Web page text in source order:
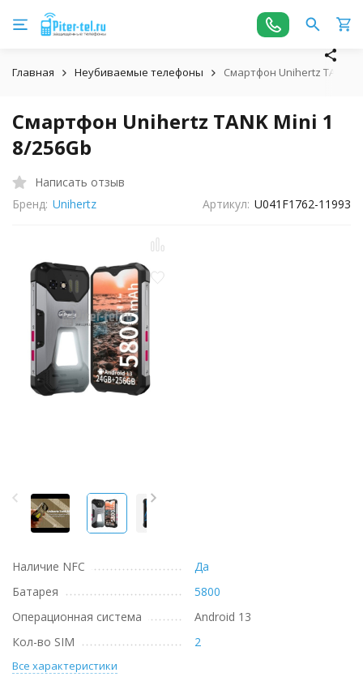
Главная Неубиваемые телефоны Смартфон Unihertz TANK
Смартфон Unihertz TANK Mini 1
8/256Gb
Написать отзыв
Бренд: Unihertz Артикул: U041F1762-11993
Наличие NFC
Да
Батарея
5800
Операционная система
Android 13
Кол-во SIM
2
Все характеристики